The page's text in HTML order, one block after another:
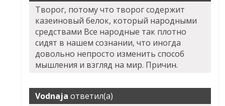
Творог, потому что творог содержит
казеиновый белок, который народными
средствами Все народные так плотно
сидят в нашем сознании, что иногда
довольно непросто изменить способ
мышления и взгляд на мир. Причин.
Vodnaja ответил(а)